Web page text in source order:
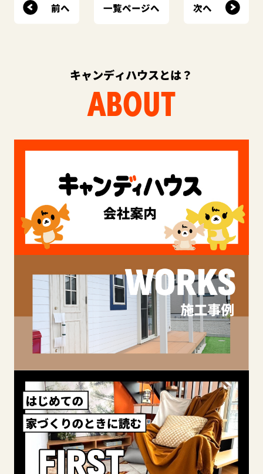
前へ 一覧ページへ 次へ
キャンディハウスとは？
ABOUT